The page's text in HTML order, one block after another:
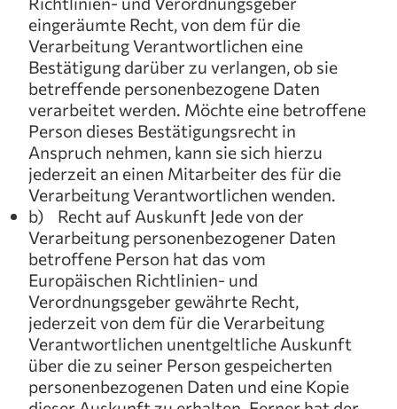
eingeräumte Recht, von dem für die
Verarbeitung Verantwortlichen eine
Bestätigung darüber zu verlangen, ob sie
betreffende personenbezogene Daten
verarbeitet werden. Möchte eine betroffene
Person dieses Bestätigungsrecht in
Anspruch nehmen, kann sie sich hierzu
jederzeit an einen Mitarbeiter des für die
Verarbeitung Verantwortlichen wenden.
b) Recht auf Auskunft Jede von der
Verarbeitung personenbezogener Daten
betroffene Person hat das vom
Europäischen Richtlinien- und
Verordnungsgeber gewährte Recht,
jederzeit von dem für die Verarbeitung
Verantwortlichen unentgeltliche Auskunft
über die zu seiner Person gespeicherten
personenbezogenen Daten und eine Kopie